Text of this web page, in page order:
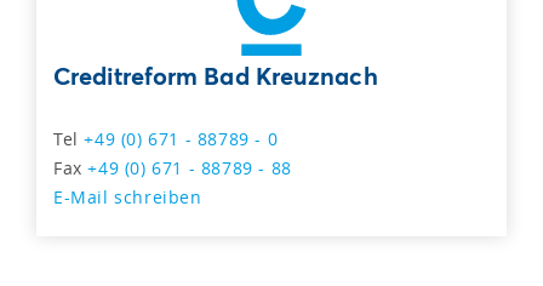
Creditreform Bad Kreuznach
Tel+49 (0) 671 - 88789 - 0
Fax+49 (0) 671 - 88789 - 88
E-Mail schreiben